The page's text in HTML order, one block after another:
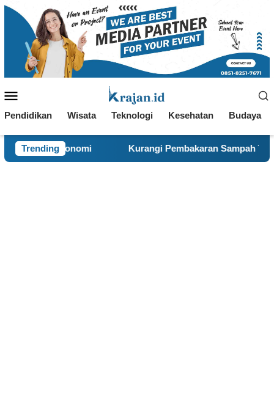
Loncat
Mobile
Pendidikan Wisata Teknologi Kesehatan Budaya
TrendingKurangi Pembakaran Sampah Terbuka, KKN 120